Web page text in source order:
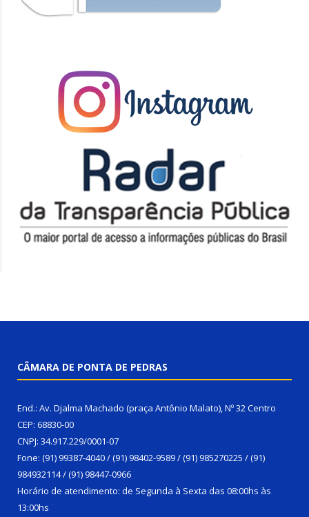
CÂMARA DE PONTA DE PEDRAS
End.: Av. Djalma Machado (praça Antônio Malato), Nº 32 Centro
CEP: 68830-00
CNPJ: 34.917.229/0001-07
Fone: (91) 99387-4040 / (91) 98402-9589 / (91) 985270225 / (91)
984932114 / (91) 98447-0966
Horário de atendimento: de Segunda à Sexta das 08:00hs às
13:00hs